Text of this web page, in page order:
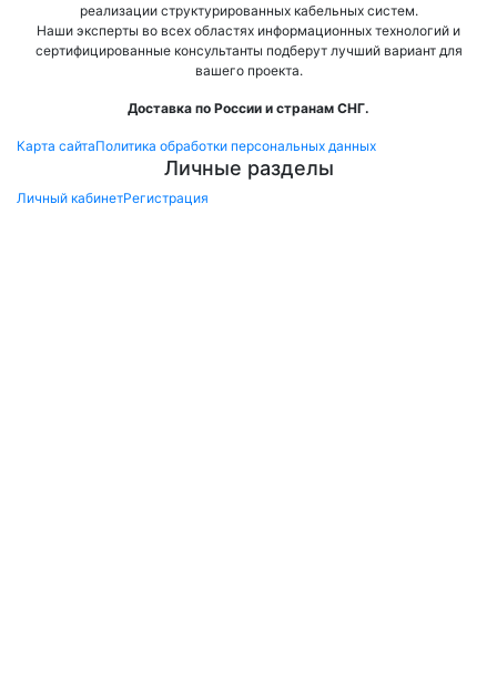
реализации структурированных кабельных систем.
Наши эксперты во всех областях информационных технологий и
сертифицированные консультанты подберут лучший вариант для
вашего проекта.
Доставка по России и странам СНГ.
Карта сайтаПолитика обработки персональных данных
Личные разделы
Личный кабинетРегистрация